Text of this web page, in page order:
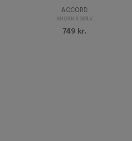
ACCORD
AHORN & SØLV
749 kr.